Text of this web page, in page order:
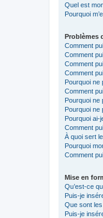
Quel est
Pourquoi
Problèmes
Comment
Comment
Comment
Comment
Pourquoi ne
Comment
Pourquoi ne
Pourquoi ne
Pourquoi ai-
Comment
À quoi sert
Pourquoi
Comment
Mise en
Qu’est-ce
Puis-je
Que sont
Puis-je